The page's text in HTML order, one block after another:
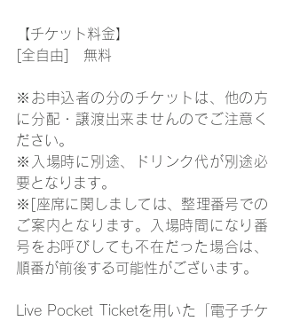
【チケット料金】
[全自由]　無料
※お申込者の分のチケットは、他の方
に分配・譲渡出来ませんのでご注意く
ださい。
※入場時に別途、ドリンク代が別途必
要となります。
※[座席に関しましては、整理番号での
ご案内となります。入場時間になり番
号をお呼びしても不在だった場合は、
順番が前後する可能性がございます。
Live Pocket Ticketを用いた「電子チケ